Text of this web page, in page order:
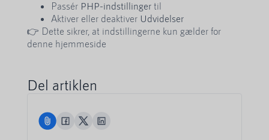
Passér PHP-indstillinger til
Aktiver eller deaktiver Udvidelser
👉 Dette sikrer, at indstillingerne kun gælder for
denne hjemmeside
Del artiklen